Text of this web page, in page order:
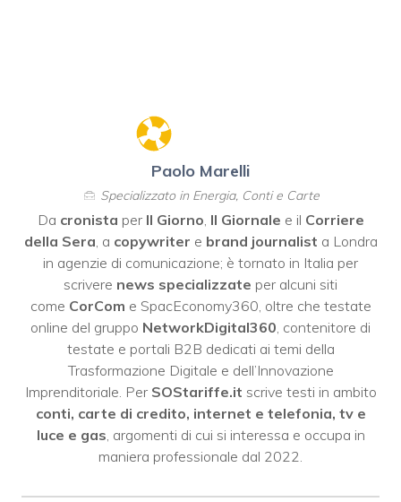
Paolo Marelli
Specializzato in Energia, Conti e Carte
Da cronista per Il Giorno Il Giornale e il Corriere
della Sera , a copywriter e brand journalist a Londra
in agenzie di comunicazione; è tornato in Italia per
scrivere news specializzate per alcuni siti
come CorCom e SpacEconomy360, oltre che testate
online del gruppo NetworkDigital360 , contenitore di
testate e portali B2B dedicati ai temi della
Trasformazione Digitale e dell’Innovazione
Imprenditoriale. Per SOStariffe.it scrive testi in ambito
conti, carte di credito, internet e telefonia, tv e
luce e gas , argomenti di cui si interessa e occupa in
maniera professionale dal 2022.